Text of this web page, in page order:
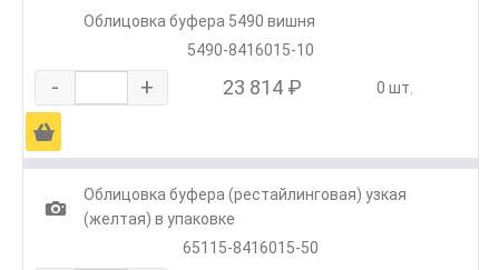
Облицовка буфера 5490 вишня
5490-8416015-10
- + 23 814 ₽ 0 шт.
Ä
1
Облицовка буфера (рестайлинговая) узкая
(желтая) в упаковке
65115-8416015-50